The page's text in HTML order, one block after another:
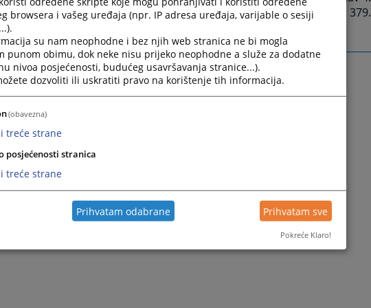
3.KZ RS i Falsifikovanje ili uništavanje službene isprave
. 379.
browsera i vašeg uređaja (npr. IP adresa uređaja, varijable o sesiji
su nam neophodne i bez njih web stranica ne bi mogla
punom obimu, dok neke nisu prijeko neophodne a služe za dodatne
nivoa posjećenosti, budućeg usavršavanja stranice...).
dozvoliti ili uskratiti pravo na korištenje tih informacija.
(obavezna)
treće strane
posjećenosti stranica
treće strane
Prihvatam odabrane Prihvatam sve
Pokreće Klaro!